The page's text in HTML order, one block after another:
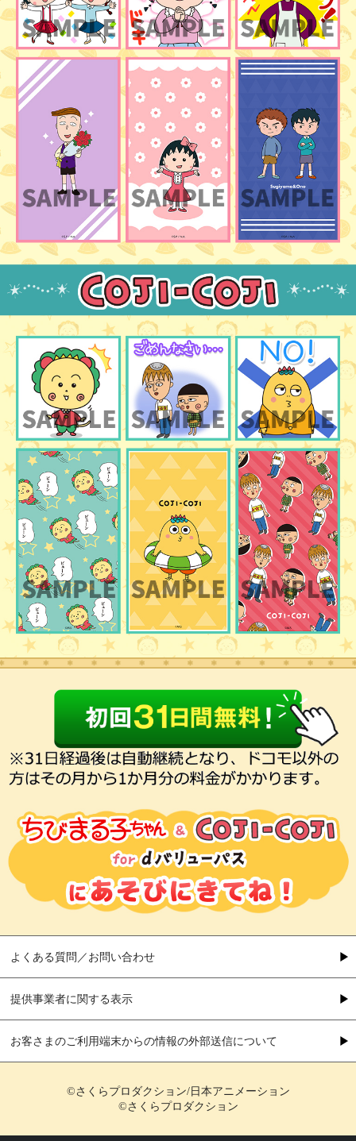
よくある質問／お問い合わせ
提供事業者に関する表示
お客さまのご利用端末からの情報の外部送信について
©さくらプロダクション/日本アニメーション
©さくらプロダクション